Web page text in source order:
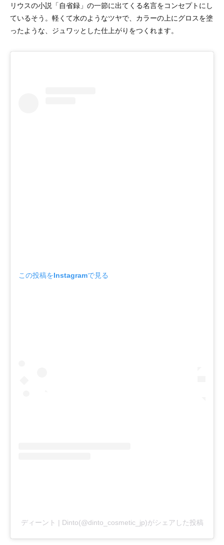
リウスの小説「自省録」の一節に出てくる名言をコンセプトにし
ているそう。軽くて水のようなツヤで、カラーの上にグロスを塗
ったような、ジュワッとした仕上がりをつくれます。
この投稿をInstagramで見る
ディーント | Dinto(@dinto_cosmetic_jp)がシェアした投稿